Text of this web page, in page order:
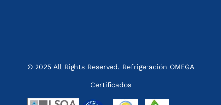
© 2025 All Rights Reserved. Refrigeración OMEGA
Certificados